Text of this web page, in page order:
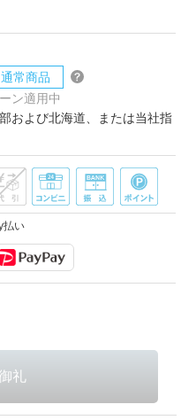
通常商品
ン適用中
および北海道、または当社指
払い